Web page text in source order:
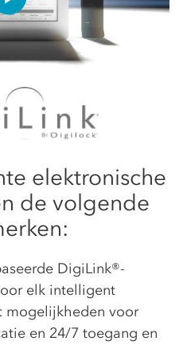
Play
Video
elektronische
de volgende
DigiLink®-
elk intelligent
mogelijkheden voor
en 24/7 toegang en